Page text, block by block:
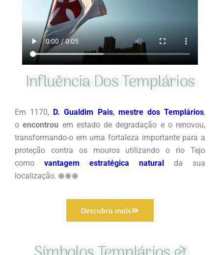
Influência Dos Templários
Em 1170, D. Gualdim Pais, mestre dos Templários,
oencontrou em estado de degradação e o renovou,
transformando-o em uma fortaleza importante para a
proteção contra os mouros utilizando o rio Tejo
como
vantagem estratégica natural da sua
localização. ✠ ✠ ✠
Descubra mais